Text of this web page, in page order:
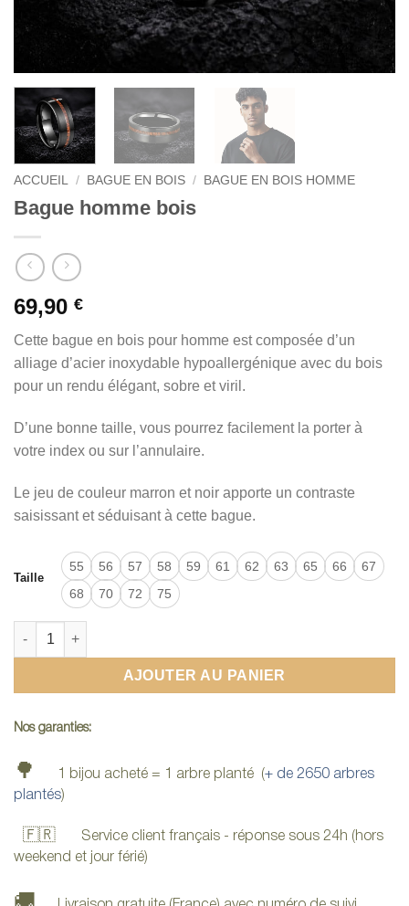
ACCUEIL / BAGUE EN BOIS / BAGUE EN BOIS HOMME
Bague homme bois
69,90 €
Cette bague en bois pour homme est composée d’un
alliage d’acier inoxydable hypoallergénique avec du bois
pour un rendu élégant, sobre et viril.
D’une bonne taille, vous pourrez facilement la porter à
votre index ou sur l’annulaire.
Le jeu de couleur marron et noir apporte un contraste
saisissant et séduisant à cette bague.
Taille
55 56 57 58 59 61 62 63 65 66
67
68
70 72 75
quantité de Bague homme bois
AJOUTER AU PANIER
Nos garanties:
🌳 1 bijou acheté = 1 arbre planté (+ de 2650 arbres
plantés)
🇫🇷 Service client français - réponse sous 24h (hors
weekend et jour férié)
🚚